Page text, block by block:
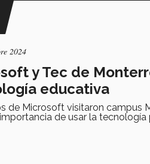
2024
y Tec de
educativa
de Microsoft visitaron campus
de usar la tecnología